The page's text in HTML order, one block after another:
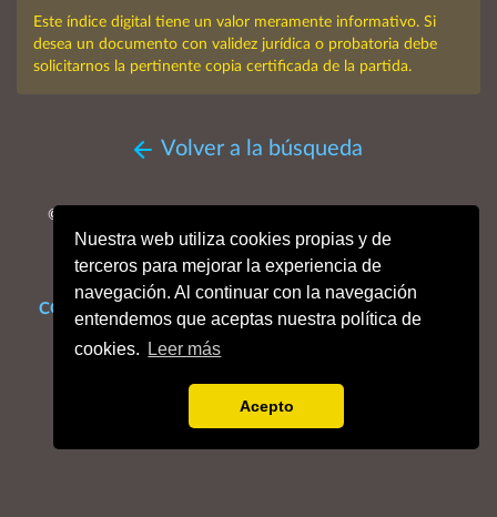
Nuestra web utiliza cookies propias y de
terceros para mejorar la experiencia de
navegación. Al continuar con la navegación
entendemos que aceptas nuestra política de
cookies.
Leer más
Acepto
Este índice digital tiene un valor meramente informativo. Si
desea un documento con validez jurídica o probatoria debe
solicitarnos la pertinente copia certificada de la partida.
Volver a la búsqueda
© MMXXVI. Obispado de San Sebastián, Archivo Histórico
Diocesano.
Todos los derechos reservados.
CONTACTO Enlaces de interés
Dónde estamos
Aviso legal
Política de cookies